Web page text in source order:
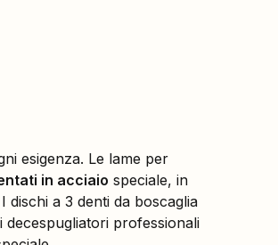
esigenza. Le lame per
in acciaio speciale, in
a 3 denti da boscaglia
professionali